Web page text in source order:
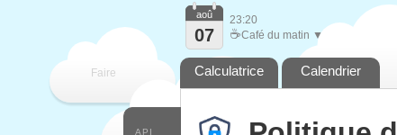
Faire
que
API
aoû
07
23:20
☕Café du matin ▼
Calculatrice Calendrier